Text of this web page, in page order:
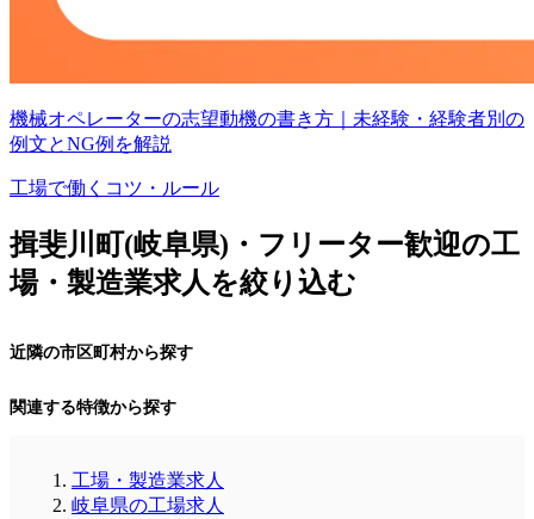
機械オペレーターの志望動機の書き方｜未経験・経験者別の
例文とNG例を解説
工場で働くコツ・ルール
揖斐川町(岐阜県)・フリーター歓迎の工
場・製造業求人を絞り込む
近隣の市区町村から探す
関連する特徴から探す
工場・製造業求人
岐阜県の工場求人